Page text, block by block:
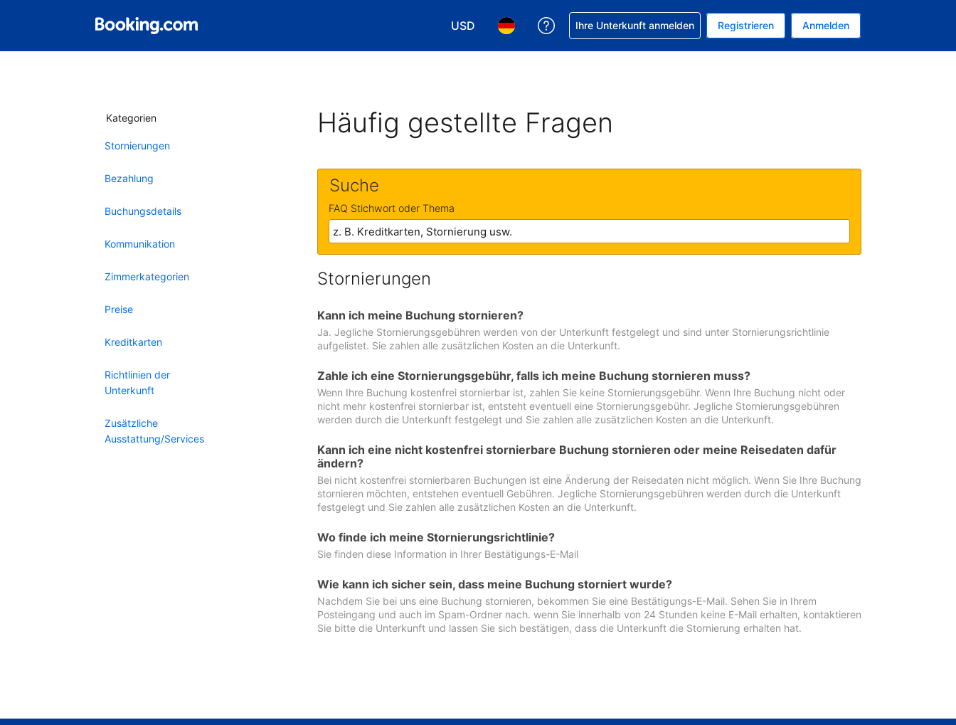
USD
Wählen Sie Ihre Währung. Ihre aktuelle Währung ist US-Dollar
Wählen Sie Ihre Sprache. Ihre aktuelle Sprache ist Deutsch
Hilfe bei Ihrer Buchung erhalten
Ihre Unterkunft anmelden Registrieren Anmelden
Kategorien
Stornierungen
Bezahlung
Buchungsdetails
Kommunikation
Zimmerkategorien
Preise
Kreditkarten
Richtlinien der
Unterkunft
Zusätzliche
Ausstattung/Services
Häufig gestellte Fragen
Suche
FAQ Stichwort oder Thema
Stornierungen
Kann ich meine Buchung stornieren?
Ja. Jegliche Stornierungsgebühren werden von der Unterkunft festgelegt und sind unter Stornierungsrichtlinie
aufgelistet. Sie zahlen alle zusätzlichen Kosten an die Unterkunft.
Zahle ich eine Stornierungsgebühr, falls ich meine Buchung stornieren muss?
Wenn Ihre Buchung kostenfrei stornierbar ist, zahlen Sie keine Stornierungsgebühr. Wenn Ihre Buchung nicht oder
nicht mehr kostenfrei stornierbar ist, entsteht eventuell eine Stornierungsgebühr. Jegliche Stornierungsgebühren
werden durch die Unterkunft festgelegt und Sie zahlen alle zusätzlichen Kosten an die Unterkunft.
Kann ich eine nicht kostenfrei stornierbare Buchung stornieren oder meine Reisedaten dafür
ändern?
Bei nicht kostenfrei stornierbaren Buchungen ist eine Änderung der Reisedaten nicht möglich. Wenn Sie Ihre Buchung
stornieren möchten, entstehen eventuell Gebühren. Jegliche Stornierungsgebühren werden durch die Unterkunft
festgelegt und Sie zahlen alle zusätzlichen Kosten an die Unterkunft.
Wo finde ich meine Stornierungsrichtlinie?
Sie finden diese Information in Ihrer Bestätigungs-E-Mail
Wie kann ich sicher sein, dass meine Buchung storniert wurde?
Nachdem Sie bei uns eine Buchung stornieren, bekommen Sie eine Bestätigungs-E-Mail. Sehen Sie in Ihrem
Posteingang und auch im Spam-Ordner nach. wenn Sie innerhalb von 24 Stunden keine E-Mail erhalten, kontaktieren
Sie bitte die Unterkunft und lassen Sie sich bestätigen, dass die Unterkunft die Stornierung erhalten hat.